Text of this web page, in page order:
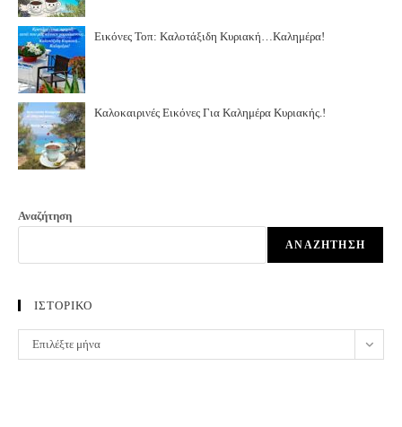
Εικόνες Τοπ: Καλοτάξιδη Κυριακή…Καλημέρα!
Καλοκαιρινές Εικόνες Για Καλημέρα Κυριακής.!
Αναζήτηση
ΑΝΑΖΉΤΗΣΗ
ΙΣΤΟΡΙΚΟ
ΙΣΤΟΡΙΚΟ
Επιλέξτε μήνα